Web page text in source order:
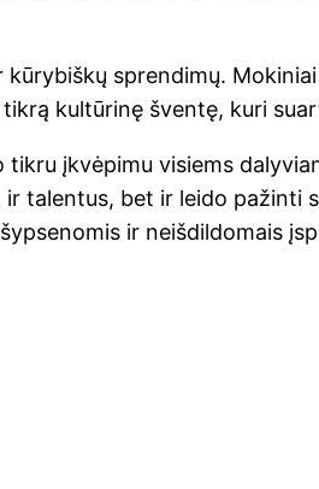
sprendimų.
kultūrinę šventę, kuri
tikru įkvėpimu visiems
talentus, bet ir leido pažinti
ir neišdildomais